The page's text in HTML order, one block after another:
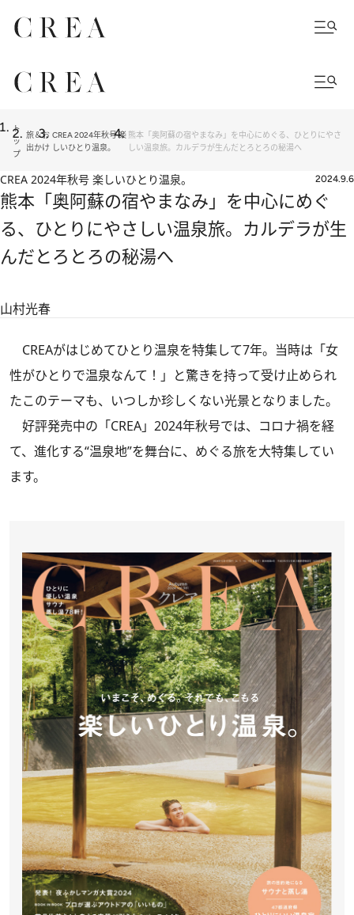
ト
ッ
プ
旅＆お
出かけ
CREA 2024年秋号 楽
しいひとり温泉。
熊本「奥阿蘇の宿やまなみ」を中心にめぐる、ひとりにやさ
しい温泉旅。カルデラが生んだとろとろの秘湯へ
CREA 2024年秋号 楽しいひとり温泉。 2024.9.6
熊本「奥阿蘇の宿やまなみ」を中心にめぐ
る、ひとりにやさしい温泉旅。カルデラが生
んだとろとろの秘湯へ
山村光春
CREAがはじめてひとり温泉を特集して7年。当時は「女
性がひとりで温泉なんて！」と驚きを持って受け止められ
たこのテーマも、いつしか珍しくない光景となりました。
好評発売中の 「CREA」2024年秋号では、コロナ禍を経
て、進化する“温泉地”を舞台に、めぐる旅を大特集してい
ます。